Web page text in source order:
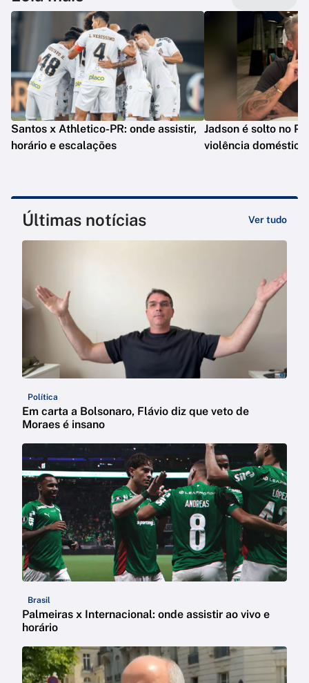
Santos x Athletico-PR: onde assistir,
horário e escalações
Jadson é solto no
violência doméstica
Últimas notícias Ver tudo
Política
Em carta a Bolsonaro, Flávio diz que veto de
Moraes é insano
Brasil
Palmeiras x Internacional: onde assistir ao vivo e
horário